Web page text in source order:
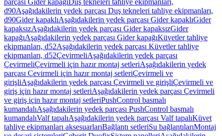
parçası Gider kapağıDuş tekneleri tahliye ekipmanları,
d90Aşağıdakilerin yedek parçası Duş tekneleri tahliye ekipmanları,
d90Gider kapaklıAşağıdakilerin yedek parçası Gider kapaklıGider
kapaksızAşağıdakilerin yedek parçası Gider kapaksızGider
kapağıAşağıdakilerin yedek parçası Gider kapağıKüvetler tahliye
ekipmanları, d52Aşağıdakilerin yedek parçası Küvetler tahliye
ekipmanları, d52ÇevirmeliAşağıdakilerin yedek parçası
ÇevirmeliÇevirmeli için hazır montaj setleriAşağıdakilerin yedek
parçası Çevirmeli için hazır montaj setleriÇevirmeli ve
girişliAşağıdakilerin yedek parçası Çevirmeli ve girişliÇevirmeli ve
giriş için hazır montaj setleriAşağıdakilerin yedek parçası Çevirmeli
ve giriş için hazır montaj setleriPushControl basmalı
kumandalıAşağıdakilerin yedek parçası PushControl basmalı
kumandalıValf tapalıAşağıdakilerin yedek parçası Valf tapalıKüvet
tahliye ekipmanları aksesuarlarıBağlantı setleriSu bağlantılarıMontaj